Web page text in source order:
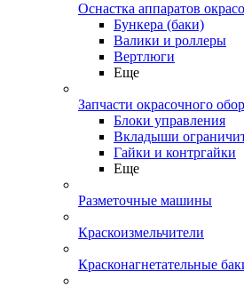
Оснастка аппаратов
Бункера (баки)
Валики и роллеры
Вертлюги
Еще
Запчасти окрасочного
Блоки управления
Вкладыши
Гайки и контргайки
Еще
Разметочные машины
Краскоизмельчители
Красконагнетательные